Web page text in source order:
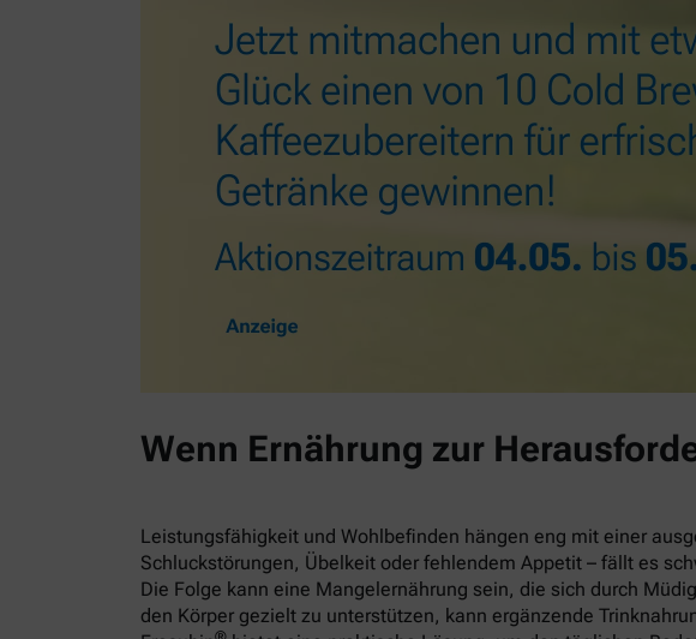
Wenn Ernährung zur
Leistungsfähigkeit und Wohlbefinden hängen eng mit einer
Schluckstörungen, Übelkeit oder fehlendem Appetit – fällt es
Die Folge kann eine Mangelernährung sein, die sich durch
den Körper gezielt zu unterstützen, kann ergänzende